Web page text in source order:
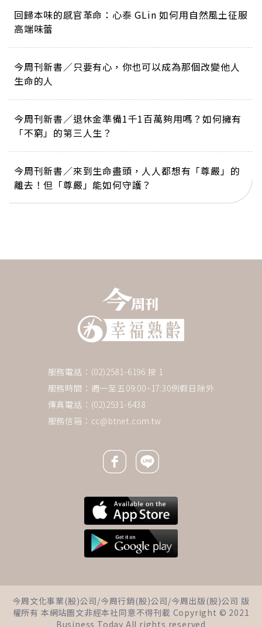
國人最新十大死因「癌症」霸榜
42年，肺癌仍是第1名…醫籲逾
回歸本味的感官革命：心泰 GLin 如何用自然風土征服
高端味蕾
今周刊新書／只要有心，你也可以成為那個改變他人
生命的人
今周刊新書／退休金準備1千1百萬夠用嗎？如何擁有
「不窮」的第三人生？
今周刊新書／來到生命盡頭，人人都想有「尊嚴」的
離去！但「尊嚴」能如何守護？
服務電話：(02)2581-6196 按 1
服務時間：週一至五09:00~17:30例假日除外
傳真電話：(02)2531-6438
服務信箱： cc@btnet.com.tw
Facebook icon
Line icon
今周文化事業(股)公司/今周行銷(股)公司/今周出版(股)公司 版
權所有 本網站圖文非經本社同意不得刊載 Copyright © 2021
Business Today All rights reserved